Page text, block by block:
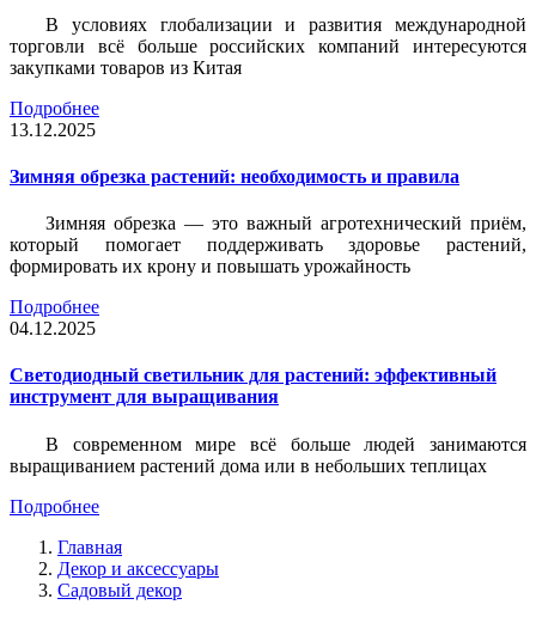
В условиях глобализации и развития международной
торговли всё больше российских компаний интересуются
закупками товаров из Китая
Подробнее
13.12.2025
Зимняя обрезка растений: необходимость и правила
Зимняя обрезка — это важный агротехнический приём,
который помогает поддерживать здоровье растений,
формировать их крону и повышать урожайность
Подробнее
04.12.2025
Светодиодный светильник для растений: эффективный
инструмент для выращивания
В современном мире всё больше людей занимаются
выращиванием растений дома или в небольших теплицах
Подробнее
Главная
Декор и аксессуары
Садовый декор